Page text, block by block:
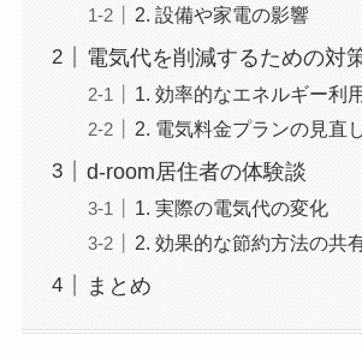
2. 設備や家電の影響
電気代を削減するための対
1. 効率的なエネルギー利
2. 電気料金プランの見直
d-room居住者の体験談
1. 実際の電気代の変化
2. 効果的な節約方法の共
まとめ